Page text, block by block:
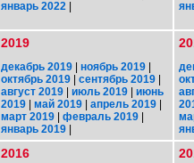
январь 2022 |
2019
декабрь 2019 | ноябрь 2019 |
октябрь 2019 | сентябрь 2019 |
август 2019 | июль 2019 | июнь
2019 | май 2019 | апрель 2019 |
март 2019 | февраль 2019 |
январь 2019 |
2016